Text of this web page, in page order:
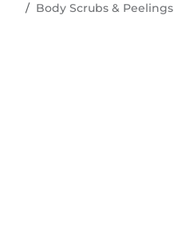
Body Scrubs & Peelings